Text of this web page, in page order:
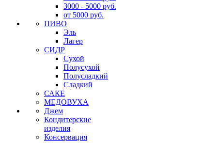
3000 - 5000 руб.
от 5000 руб.
ПИВО
Эль
Лагер
СИДР
Сухой
Полусухой
Полусладкий
Сладкий
САКЕ
МЕДОВУХА
Джем
Кондитерские
изделия
Консервация